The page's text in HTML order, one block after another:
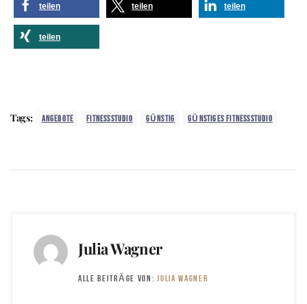
teilen teilen teilen
teilen
Tags: ANGEBOTE FITNESSSTUDIO GÜNSTIG GÜNSTIGES FITNESSSTUDIO
Julia Wagner
ALLE BEITRÄGE VON: JULIA WAGNER